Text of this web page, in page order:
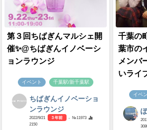
第３回ちばぎんマルシェ開
催✨️@ちばぎんイノベーシ
ョンラウンジ
イベント 千葉駅/新千葉駅
ちばぎんイノベーショ
ンラウンジ
2022/9/21 3 年前
- №11973
2150
千葉の
葉市の
メンバ
いライ
イベ